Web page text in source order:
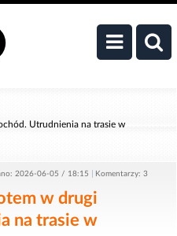
Utrudnienia na trasie w
2026-06-05 / 18:15 Komentarzy: 3
w drugi
na trasie w